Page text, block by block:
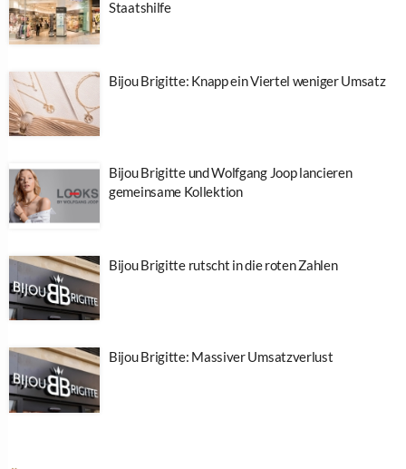
Staatshilfe
Bijou Brigitte: Knapp ein Viertel weniger Umsatz
Bijou Brigitte und Wolfgang Joop lancieren
gemeinsame Kollektion
Bijou Brigitte rutscht in die roten Zahlen
Bijou Brigitte: Massiver Umsatzverlust